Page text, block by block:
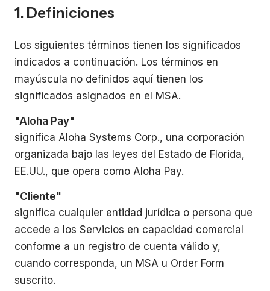
1. Definiciones
Los siguientes términos tienen los significados
indicados a continuación. Los términos en
mayúscula no definidos aquí tienen los
significados asignados en el MSA.
"Aloha Pay"
significa Aloha Systems Corp., una corporación
organizada bajo las leyes del Estado de Florida,
EE.UU., que opera como Aloha Pay.
"Cliente"
significa cualquier entidad jurídica o persona que
accede a los Servicios en capacidad comercial
conforme a un registro de cuenta válido y,
cuando corresponda, un MSA u Order Form
suscrito.